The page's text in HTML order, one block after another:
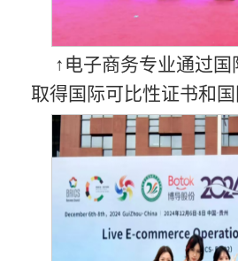
↑电子商务专业通过国
取得国际可比性证书和